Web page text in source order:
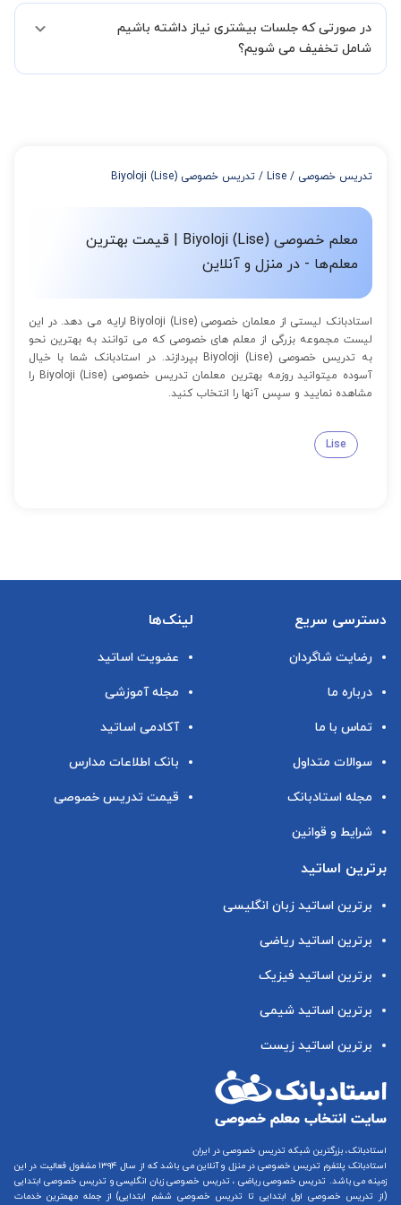
مدرس مشخص کند ابتدا باید جلسه اول کلاس درس شما با مدرس برگزار
شود تا با توجه به سطح شما و خواسته شما مدرس اعلام کنند که تقریبا
در صورتی که جلسات بیشتری نیاز داشته باشیم
شامل تخفیف می شویم؟
از 12 تا 15 جلسه: 7% تخفیف
تدریس خصوصی /
Lise
/ تدریس خصوصی Biyoloji (Lise)
معلم خصوصی Biyoloji (Lise) | قیمت بهترین
معلم‌ها - در منزل و آنلاین
استادبانک لیستی از معلمان خصوصی Biyoloji (Lise) ارایه می دهد. در این
لیست مجموعه بزرگی از معلم های خصوصی که می توانند به بهترین نحو
به تدریس خصوصی Biyoloji (Lise) بپردازند. در استادبانک شما با خیال
آسوده میتوانید روزمه بهترین معلمان تدریس خصوصی Biyoloji (Lise) را
مشاهده نمایید و سپس آنها را انتخاب کنید.
Lise
دسترسی سریع
رضایت شاگردان
درباره ما
تماس با ما
سوالات متداول
مجله استادبانک
شرایط و قوانین
لینک‌ها
عضویت اساتید
مجله آموزشی
آکادمی اساتید
بانک اطلاعات مدارس
قیمت تدریس خصوصی
برترین اساتید
برترین اساتید زبان انگلیسی
برترین اساتید ریاضی
برترین اساتید فیزیک
برترین اساتید شیمی
برترین اساتید زیست
استادبانک، بزرگترین شبکه تدریس خصوصی در ایران
استادبانک پلتفرم تدریس خصوصی در منزل و آنلاین
می باشد که از سال ۱۳۹۴ مشغول فعالیت در این
زمینه می باشد. تدریس خصوصی ریاضی ، تدریس خصوصی زبان انگلیسیو تدریس خصوصی ابتدایی
(از تدریس خصوصی اول ابتدایی تا تدریس خصوصی ششم ابتدایی) از جمله مهمترین خدمات